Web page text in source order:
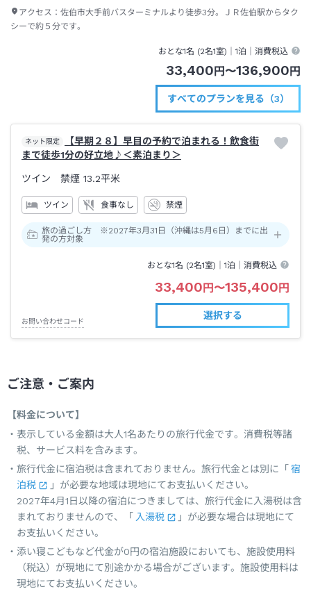
アクセス： 佐伯市大手前バスターミナルより徒歩3分。ＪＲ佐伯駅からタク
シーで約５分です。
おとな1名 (2名1室)｜1泊 ｜消費税込
33,400 円 〜136,900 円
すべてのプランを見る（3）
ネット限定
【早期２８】早目の予約で泊まれる！飲食街
まで徒歩1分の好立地♪＜素泊まり＞
ツイン 禁煙 13.2平米
ツイン 食事なし 禁煙
旅の過ごし方 ※2027年3月31日（沖縄は5月6日）までに出
発の方対象
おとな1名 (2名1室)｜1泊 ｜消費税込
33,400円〜135,400円
お問い合わせコード
選択する
ご注意・ご案内
【料金について】
表示している金額は大人1名あたりの旅行代金です。消費税等諸
税、サービス料を含みます。
旅行代金に宿泊税は含まれておりません。旅行代金とは別に「 宿
泊税
」が必要な地域は現地にてお支払いください。
2027年4月1日以降の宿泊につきましては、旅行代金に入湯税は含
まれておりませんので、「 入湯税
」が必要な場合は現地にて
お支払いください。
添い寝こどもなど代金が0円の宿泊施設においても、施設使用料
（税込）が現地にて別途かかる場合がございます。施設使用料は
現地にてお支払いください。